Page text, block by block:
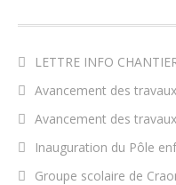
LETTRE INFO
Avancement des
Avancement des
Inauguration du Pôle
Groupe scolaire de